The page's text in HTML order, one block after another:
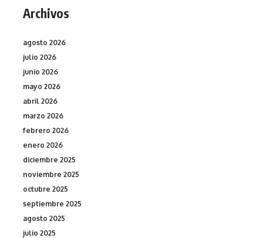
Archivos
agosto 2026
julio 2026
junio 2026
mayo 2026
abril 2026
marzo 2026
febrero 2026
enero 2026
diciembre 2025
noviembre 2025
octubre 2025
septiembre 2025
agosto 2025
julio 2025